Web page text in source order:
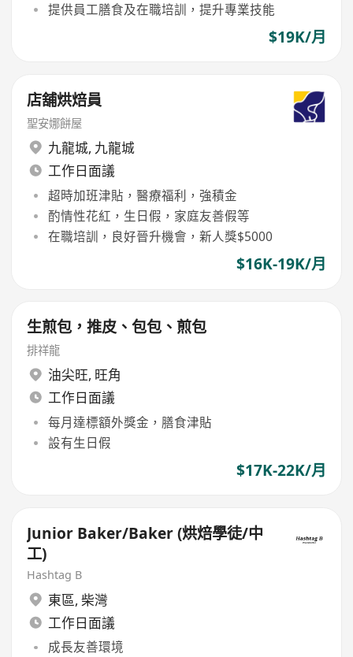
提供員工膳食及在職培訓，提升專業技能
$19K/月
店舖烘焙員
聖安娜餅屋
九龍城, 九龍城
工作日面議
超時加班津貼，醫療福利，強積金
酌情性花紅，生日假，家庭友善假等
在職培訓，良好晉升機會，新人獎$5000
$16K-19K/月
生煎包，推皮、包包、煎包
排祥龍
油尖旺, 旺角
工作日面議
每月達標額外獎金，膳食津貼
設有生日假
$17K-22K/月
Junior Baker/Baker (烘焙學徒/中
工)
Hashtag B
東區, 柴灣
工作日面議
成長友善環境